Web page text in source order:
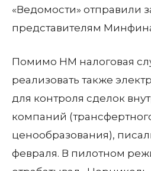
«Ведомости» отправили
представителям
Помимо НМ налоговая
реализовать также
для контроля сделок
компаний
ценообразования),
февраля. В пилотном